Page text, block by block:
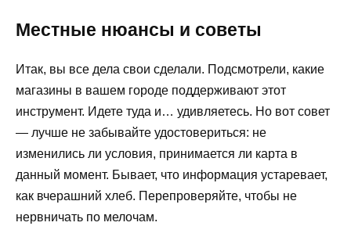
Местные нюансы и советы
Итак, вы все дела свои сделали. Подсмотрели, какие
магазины в вашем городе поддерживают этот
инструмент. Идете туда и… удивляетесь. Но вот совет
— лучше не забывайте удостовериться: не
изменились ли условия, принимается ли карта в
данный момент. Бывает, что информация устаревает,
как вчерашний хлеб. Перепроверяйте, чтобы не
нервничать по мелочам.